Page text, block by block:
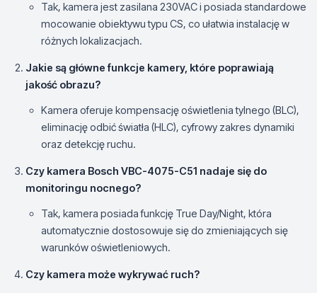
Tak, kamera jest zasilana 230VAC i posiada standardowe
mocowanie obiektywu typu CS, co ułatwia instalację w
różnych lokalizacjach.
Jakie są główne funkcje kamery, które poprawiają
jakość obrazu?
Kamera oferuje kompensację oświetlenia tylnego (BLC),
eliminację odbić światła (HLC), cyfrowy zakres dynamiki
oraz detekcję ruchu.
Czy kamera Bosch VBC-4075-C51 nadaje się do
monitoringu nocnego?
Tak, kamera posiada funkcję True Day/Night, która
automatycznie dostosowuje się do zmieniających się
warunków oświetleniowych.
Czy kamera może wykrywać ruch?